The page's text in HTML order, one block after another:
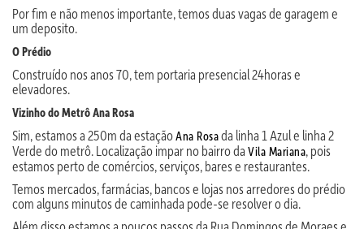
Por fim e não menos importante, temos duas vagas de garagem e
um deposito.
O Prédio
Construído nos anos 70, tem portaria presencial 24horas e
elevadores.
Vizinho do Metrô Ana Rosa
Sim, estamos a 250m da estaçãoAna Rosada linha 1 Azul e linha 2
Verde do metrô. Localização impar no bairro da Vila Mariana, pois
estamos perto de comércios, serviços, bares e restaurantes.
Temos mercados, farmácias, bancos e lojas nos arredores do prédio
com alguns minutos de caminhada pode-se resolver o dia.